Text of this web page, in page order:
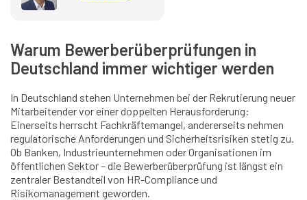
Warum Bewerberüberprüfungen in
Deutschland immer wichtiger werden
In Deutschland stehen Unternehmen bei der Rekrutierung neuer
Mitarbeitender vor einer doppelten Herausforderung:
Einerseits herrscht Fachkräftemangel, andererseits nehmen
regulatorische Anforderungen und Sicherheitsrisiken stetig zu.
Ob Banken, Industrieunternehmen oder Organisationen im
öffentlichen Sektor – die Bewerberüberprüfung ist längst ein
zentraler Bestandteil von HR-Compliance und
Risikomanagement geworden.